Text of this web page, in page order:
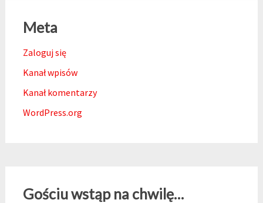
Meta
Zaloguj się
Kanał wpisów
Kanał komentarzy
WordPress.org
Gościu wstąp na chwilę…